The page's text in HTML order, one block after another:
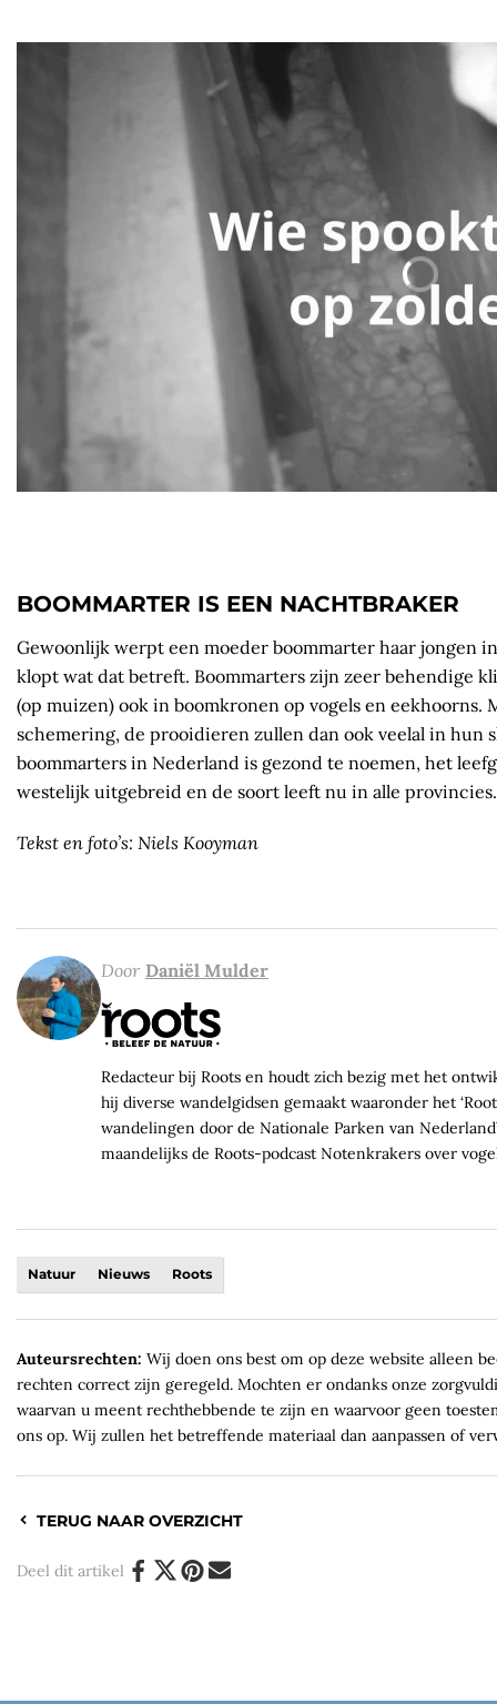
BOOMMARTER IS EEN NACHTBRAKER
Gewoonlijk werpt een moeder boommarter haar jongen
klopt wat dat betreft. Boommarters zijn zeer behendige
(op muizen) ook in boomkronen op vogels en eekhoorns.
schemering, de prooidieren zullen dan ook veelal in hun
boommarters in Nederland is gezond te noemen, het
westelijk uitgebreid en de soort leeft nu in alle provincies.
Tekst en foto’s: Niels Kooyman
Door Daniël Mulder
Redacteur bij Roots en houdt zich bezig met het
hij diverse wandelgidsen gemaakt waaronder het
wandelingen door de Nationale Parken van
maandelijks de Roots-podcast Notenkrakers over
Natuur Nieuws Roots
Auteursrechten: Wij doen ons best om op deze website alleen
rechten correct zijn geregeld. Mochten er ondanks onze
waarvan u meent rechthebbende te zijn en waarvoor geen
ons op. Wij zullen het betreffende materiaal dan aanpassen of
TERUG NAAR OVERZICHT
Deel dit artikel